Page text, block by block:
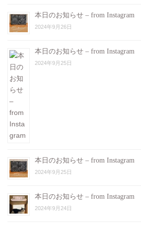
本日のお知らせ – from Instagram
2024年9月26日
本日のお知らせ – from Instagram
2024年9月25日
本日のお知らせ – from Instagram
2024年9月25日
本日のお知らせ – from Instagram
2024年9月24日